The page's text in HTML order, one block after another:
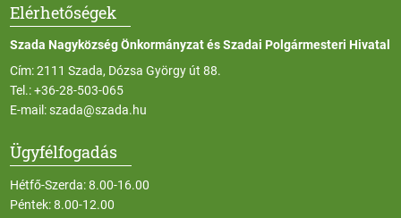
Elérhetőségek
Szada Nagyközség Önkormányzat és Szadai Polgármesteri Hivatal
Cím: 2111 Szada, Dózsa György út 88.
Tel.:+36-28-503-065
E-mail:szada@szada.hu
Ügyfélfogadás
Hétfő-Szerda: 8.00-16.00
Péntek: 8.00-12.00